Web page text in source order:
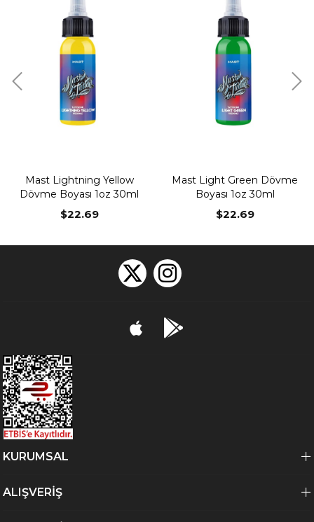
Mast Lightning Yellow
Dövme Boyası 1oz 30ml
$22.69
Mast Light Green Dövme
Boyası 1oz 30ml
$22.69
KURUMSAL
ALIŞVERİŞ